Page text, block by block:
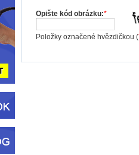
Opište kód obrázku:*
Položky označené hvězdičkou (